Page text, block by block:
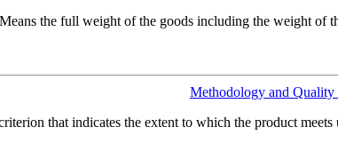
the full weight of the goods including the weight of
Methodology and
that indicates the extent to which the product meets